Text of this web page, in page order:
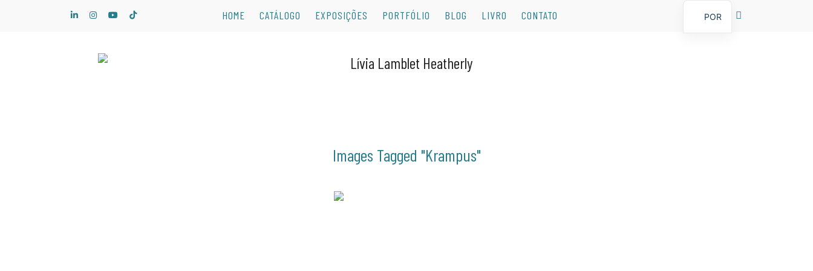
HOME CATÁLOGO EXPOSIÇÕES PORTFÓLIO BLOG LIVRO CONTATO
Images Tagged "krampus"
POR